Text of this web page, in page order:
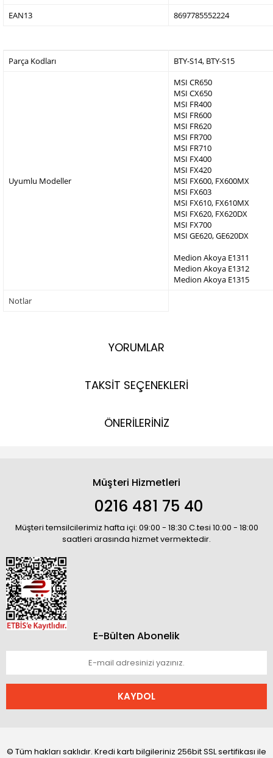
EAN13
8697785552224
Parça Kodları BTY-S14, BTY-S15
Uyumlu Modeller
MSI CR650
MSI CX650
MSI FR400
MSI FR600
MSI FR620
MSI FR700
MSI FR710
MSI FX400
MSI FX420
MSI FX600, FX600MX
MSI FX603
MSI FX610, FX610MX
MSI FX620, FX620DX
MSI FX700
MSI GE620, GE620DX
Medion Akoya E1311
Medion Akoya E1312
Medion Akoya E1315
Notlar
YORUMLAR
TAKSİT SEÇENEKLERİ
ÖNERİLERİNİZ
Müşteri Hizmetleri
0216 481 75 40
Müşteri temsilcilerimiz hafta içi: 09:00 - 18:30 C.tesi 10:00 - 18:00
saatleri arasında hizmet vermektedir.
E-Bülten Abonelik
KAYDOL
© Tüm hakları saklıdır. Kredi kartı bilgileriniz 256bit SSL sertifikası ile